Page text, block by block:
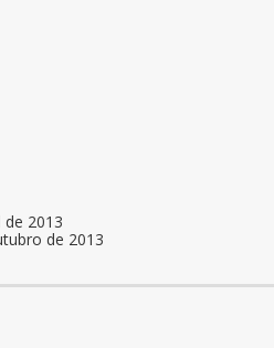
de 2013
de 2013